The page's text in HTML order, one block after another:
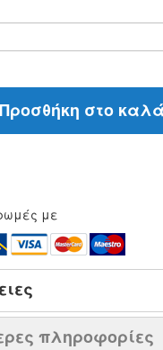
Προσθήκη στο
με
πληροφορίες